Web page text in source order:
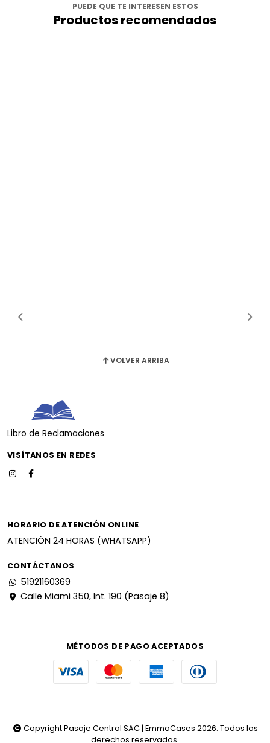
PUEDE QUE TE INTERESEN ESTOS
Productos recomendados
VOLVER ARRIBA
Libro de Reclamaciones
VISÍTANOS EN REDES
HORARIO DE ATENCIÓN ONLINE
ATENCIÓN 24 HORAS (WHATSAPP)
CONTÁCTANOS
51921160369
Calle Miami 350, Int. 190 (Pasaje 8)
MÉTODOS DE PAGO ACEPTADOS
Copyright Pasaje Central SAC | EmmaCases 2026. Todos los
derechos reservados.